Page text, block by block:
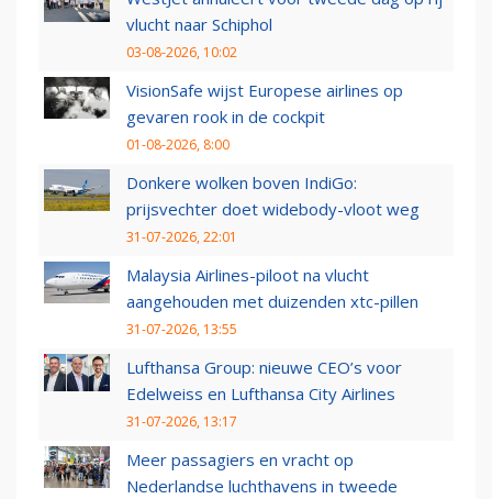
vlucht naar Schiphol
03-08-2026, 10:02
VisionSafe wijst Europese airlines op
gevaren rook in de cockpit
01-08-2026, 8:00
Donkere wolken boven IndiGo:
prijsvechter doet widebody-vloot weg
31-07-2026, 22:01
Malaysia Airlines-piloot na vlucht
aangehouden met duizenden xtc-pillen
31-07-2026, 13:55
Lufthansa Group: nieuwe CEO’s voor
Edelweiss en Lufthansa City Airlines
31-07-2026, 13:17
Meer passagiers en vracht op
Nederlandse luchthavens in tweede